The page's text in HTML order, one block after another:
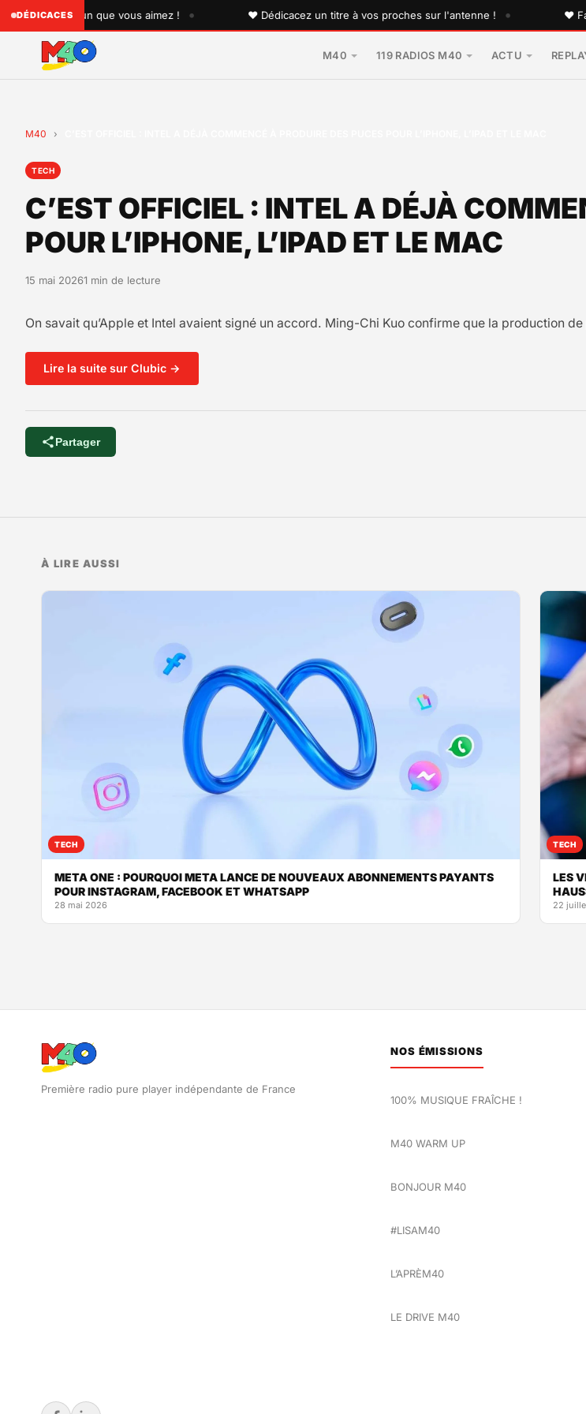
DÉDICACES
à quelqu'un que vous aimez ! • ♥ Dédicacez un titre à vos proches sur l'antenne ! • ♥
M40 119 RADIOS M40 ACTU
M40 ›
TECH
C’EST OFFICIEL : INTEL A DÉJÀ
POUR L’IPHONE, L’IPAD ET LE MAC
15 mai 20261 min de lecture
On savait qu’Apple et Intel avaient signé un accord. Ming-Chi Kuo confirme que la production
Lire la suite sur Clubic →
Partager
À LIRE AUSSI
TECH
META ONE : POURQUOI META LANCE DE NOUVEAUX ABONNEMENTS PAYANTS
POUR INSTAGRAM, FACEBOOK ET WHATSAPP
28 mai 2026
TECH
LES
22
Première radio pure player indépendante de France
NOS ÉMISSIONS
100% MUSIQUE FRAÎCHE !
M40 WARM UP
BONJOUR M40
#LISAM40
L’APRÈM40
LE DRIVE M40